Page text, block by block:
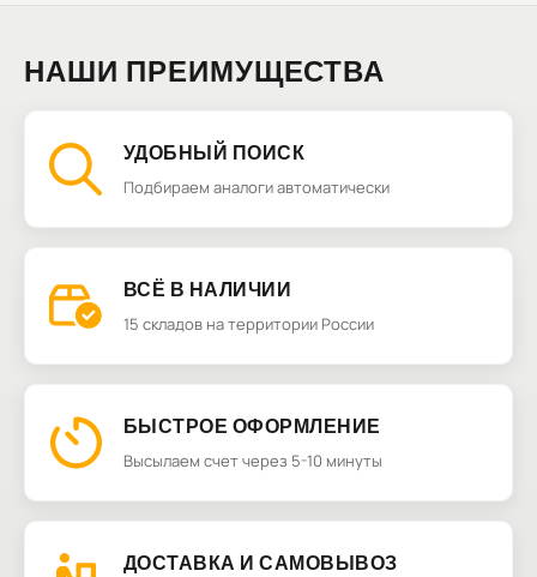
НАШИ ПРЕИМУЩЕСТВА
УДОБНЫЙ ПОИСК
Подбираем аналоги автоматически
ВСЁ В НАЛИЧИИ
15 складов на территории России
БЫСТРОЕ ОФОРМЛЕНИЕ
Высылаем счет через 5-10 минуты
ДОСТАВКА И САМОВЫВОЗ